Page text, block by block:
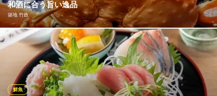
和酒に合う旨い逸品
築地 竹政
箸もお酒も進むこと間違いなしの自慢の逸品では、魚介料理をメ
インにご提供。その時々で獲れた旬の海の幸を、素材の旨みを活
かしたカタチでお楽しみいただきます。お造りだけではなく、焼
き物や煮物など様々な調理法で楽しめる点もポイント。旨い酒の
肴と銘酒に酔いしれる幸せなひと時をお過ごしください。
鮮魚